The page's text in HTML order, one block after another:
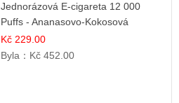
Jednorázová E-cigareta 12 000
Puffs - Ananasovo-Kokosová
Zmrzlina | Tropický dezert
Kč 229.00
Byla： Kč 452.00